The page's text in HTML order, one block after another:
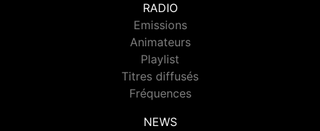
RADIO
Emissions
Animateurs
Playlist
Titres diffusés
Fréquences
NEWS